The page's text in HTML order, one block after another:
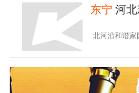
东宁 河
北河沿和谐家